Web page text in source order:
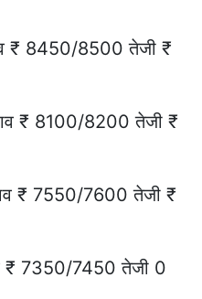
₹ 8450/8500 तेजी ₹
₹ 8100/8200 तेजी ₹
₹ 7550/7600 तेजी ₹
₹ 7350/7450 तेजी 0